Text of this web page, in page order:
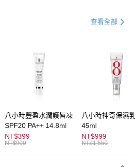
21家銀行
第一商業銀行
彰化商業銀行
台北富邦商業銀行
台中商業銀行
華泰商業銀行
查看全部
八小時豐盈水潤護唇凍
SPF20 PA++ 14.8ml
NT$399
NT$900
八小時神奇保濕
45ml
NT$999
NT$1,550